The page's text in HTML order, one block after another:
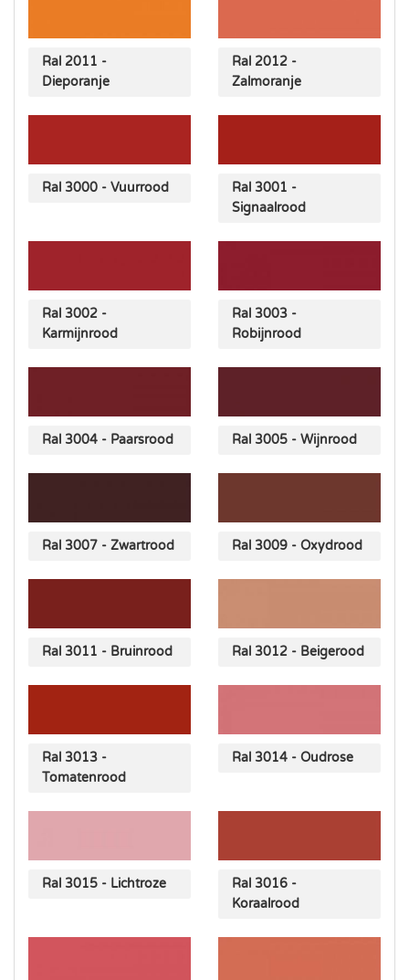
Ral 2011 -
Dieporanje
Ral 2012 -
Zalmoranje
Ral 3000 - Vuurrood
Ral 3001 -
Signaalrood
Ral 3002 -
Karmijnrood
Ral 3003 -
Robijnrood
Ral 3004 - Paarsrood Ral 3005 - Wijnrood
Ral 3007 - Zwartrood Ral 3009 - Oxydrood
Ral 3011 - Bruinrood Ral 3012 - Beigerood
Ral 3013 -
Tomatenrood
Ral 3014 - Oudrose
Ral 3015 - Lichtroze
Ral 3016 -
Koraalrood